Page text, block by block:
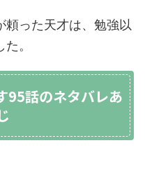
頼った天才は、勉強以
。
95話のネタバレあ